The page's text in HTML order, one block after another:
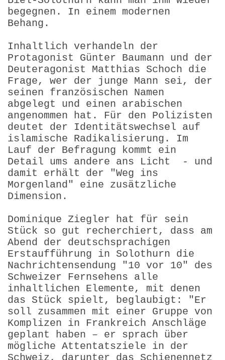
begegnen. In einem modernen
Behang.
Inhaltlich verhandeln der
Protagonist Günter Baumann und der
Deuteragonist Matthias Schoch die
Frage, wer der junge Mann sei, der
seinen französischen Namen
abgelegt und einen arabischen
angenommen hat. Für den Polizisten
deutet der Identitätswechsel auf
islamische Radikalisierung. Im
Lauf der Befragung kommt ein
Detail ums andere ans Licht - und
damit erhält der "Weg ins
Morgenland" eine zusätzliche
Dimension.
Dominique Ziegler hat für sein
Stück so gut recherchiert, dass am
Abend der deutschsprachigen
Erstaufführung in Solothurn die
Nachrichtensendung "10 vor 10" des
Schweizer Fernsehens alle
inhaltlichen Elemente, mit denen
das Stück spielt, beglaubigt: "Er
soll zusammen mit einer Gruppe von
Komplizen in Frankreich Anschläge
geplant haben – er sprach über
mögliche Attentatsziele in der
Schweiz, darunter das Schienennetz